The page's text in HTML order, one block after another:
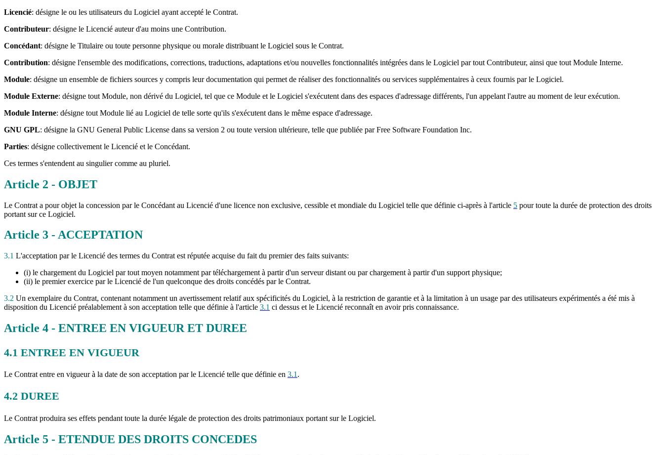
Licencié: désigne le ou les utilisateurs du Logiciel ayant accepté le Contrat.
Contributeur: désigne le Licencié auteur d'au moins une Contribution.
Concédant: désigne le Titulaire ou toute personne physique ou morale distribuant le Logiciel sous le Contrat.
Contribution: désigne l'ensemble des modifications, corrections, traductions, adaptations et/ou nouvelles fonctionnalités intégrées dans le Logiciel par tout Contributeur, ainsi que tout Module Interne.
Module: désigne un ensemble de fichiers sources y compris leur documentation qui permet de réaliser des fonctionnalités ou services supplémentaires à ceux fournis par le Logiciel.
Module Externe: désigne tout Module, non dérivé du Logiciel, tel que ce Module et le Logiciel s'exécutent dans des espaces d'adressage différents, l'un appelant l'autre au moment de leur exécution.
Module Interne: désigne tout Module lié au Logiciel de telle sorte qu'ils s'exécutent dans le même espace d'adressage.
GNU GPL: désigne la GNU General Public License dans sa version 2 ou toute version ultérieure, telle que publiée par Free Software Foundation Inc.
Parties: désigne collectivement le Licencié et le Concédant.
Ces termes s'entendent au singulier comme au pluriel.
Article 2 - OBJET
Le Contrat a pour objet la concession par le Concédant au Licencié d'une licence non exclusive, cessible et mondiale du Logiciel telle que définie ci-après à l'article 5 pour toute la durée de protection des droits
portant sur ce Logiciel.
Article 3 - ACCEPTATION
3.1 L'acceptation par le Licencié des termes du Contrat est réputée acquise du fait du premier des faits suivants:
(i) le chargement du Logiciel par tout moyen notamment par téléchargement à partir d'un serveur distant ou par chargement à partir d'un support physique;
(ii) le premier exercice par le Licencié de l'un quelconque des droits concédés par le Contrat.
3.2 Un exemplaire du Contrat, contenant notamment un avertissement relatif aux spécificités du Logiciel, à la restriction de garantie et à la limitation à un usage par des utilisateurs expérimentés a été mis à
disposition du Licencié préalablement à son acceptation telle que définie à l'article 3.1 ci dessus et le Licencié reconnaît en avoir pris connaissance.
Article 4 - ENTREE EN VIGUEUR ET DUREE
4.1 ENTREE EN VIGUEUR
Le Contrat entre en vigueur à la date de son acceptation par le Licencié telle que définie en 3.1 .
4.2 DUREE
Le Contrat produira ses effets pendant toute la durée légale de protection des droits patrimoniaux portant sur le Logiciel.
Article 5 - ETENDUE DES DROITS CONCEDES